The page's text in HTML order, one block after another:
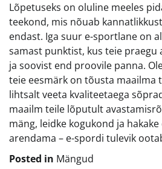
Lõpetuseks on oluline meeles
teekond, mis nõuab
endast. Iga suur e-sportlane on
samast punktist, kus teie praegu
ja soovist end proovile panna.
teie eesmärk on tõusta maailma
lihtsalt veeta kvaliteetaega
maailm teile lõputult
mäng, leidke kogukond ja
arendama – e-spordi tulevik
Posted in Mängud